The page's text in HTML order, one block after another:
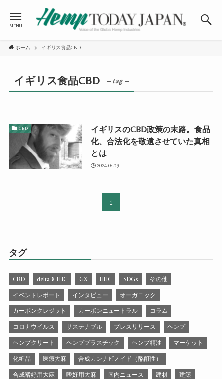
MENU
ホーム イギリス食品CBD
イギリス食品CBD – tag –
CBD
イギリスのCBD政策の末路。食品
化、合法化を敬遠させていた真相
とは
2024.06.29
1
タグ
CBD delta-8 THC GX HHC SDGs その他
イベントレポート インタビュー オーガニック
カーボンクレジット カーボンニュートラル コラム
コロナウイルス サステナブル プレスリリース ヘンプ
ヘンプクリート ヘンププラスチック ヘンプ精油 マーケット
化粧品 医療大麻 合成カンナビノイド（酩酊性）
合成嗜好用大麻 嗜好用大麻 国内ニュース 建材 建築